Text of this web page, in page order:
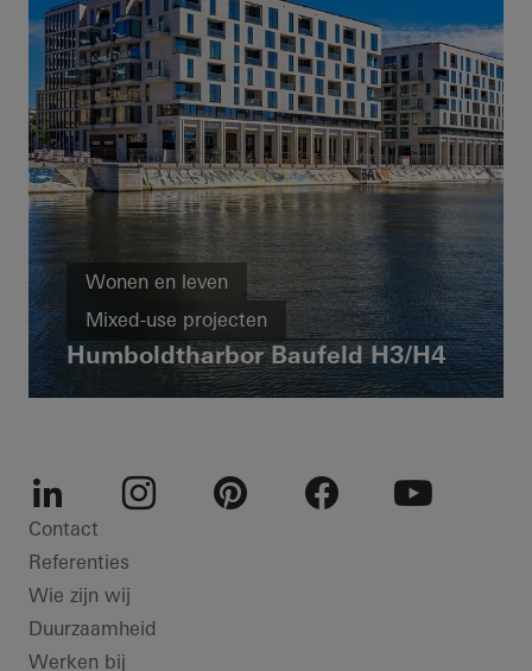
Wonen en leven
Mixed-use projecten
Appartementencomplex
Nieuwbouw
Passiefhuis
LEED
Ramen
Brandwering- en rookafvoer
Veiligheid
Germany
Humboldtharbor Baufeld H3/H4
LinkedIn
Contact
Referenties
Wie zijn wij
Duurzaamheid
Werken bij